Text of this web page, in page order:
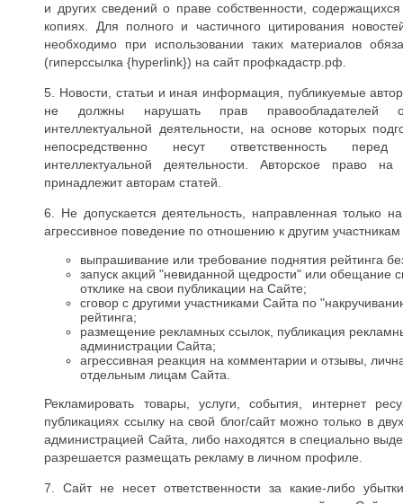
и других сведений о праве собственности,
копиях. Для полного и частичного цитирования
необходимо при использовании таких материалов
(гиперссылка {hyperlink}) на сайт профкадастр.рф.
5. Новости, статьи и иная информация, публикуемые
не должны нарушать прав правообладателей
интеллектуальной деятельности, на основе которых
непосредственно несут ответственность перед
интеллектуальной деятельности. Авторское право
принадлежит авторам статей.
6. Не допускается деятельность, направленная только
агрессивное поведение по отношению к другим
выпрашивание или требование поднятия рейтинга
запуск акций "невиданной щедрости" или обещание
отклике на свои публикации на Сайте;
сговор с другими участниками Сайта по
рейтинга;
размещение рекламных ссылок, публикация
администрации Сайта;
агрессивная реакция на комментарии и отзывы,
отдельным лицам Сайта.
Рекламировать товары, услуги, события, интернет
публикациях ссылку на свой блог/сайт можно только в
администрацией Сайта, либо находятся в специально
разрешается размещать рекламу в личном профиле.
7. Сайт не несет ответственности за какие-либо